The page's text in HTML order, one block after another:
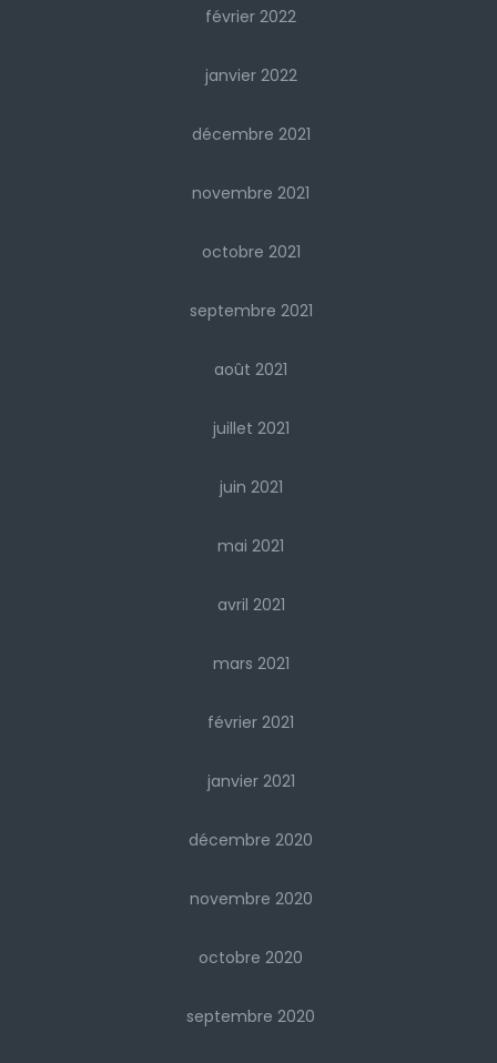
février 2022
janvier 2022
décembre 2021
novembre 2021
octobre 2021
septembre 2021
août 2021
juillet 2021
juin 2021
mai 2021
avril 2021
mars 2021
février 2021
janvier 2021
décembre 2020
novembre 2020
octobre 2020
septembre 2020